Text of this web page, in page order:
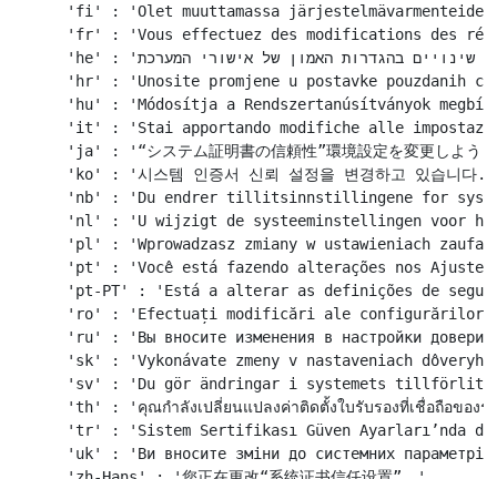
'fi' : 'Olet muuttamassa
'fr' : 'Vous effectuez des modifications des
    'he' : 'הינך עורך/ת שינויים בהגדרות האמון של אישורי המערכת.',
'hr' : 'Unosite promjene u postavke pouzdanih
'hu' : 'Módosítja a Rendszertanúsítványok
'it' : 'Stai apportando modifiche alle
'ja' : '“システム証明書の信頼性”環境設定を変更しよう
'ko' : '시스템 인증서 신뢰 설정을 변경하고 있습니다
'nb' : 'Du endrer tillitsinnstillingene for
'nl' : 'U wijzigt de systeeminstellingen voor
'pl' : 'Wprowadzasz zmiany w ustawieniach
'pt' : 'Você está fazendo alterações nos
'pt-PT' : 'Está a alterar as definições de
'ro' : 'Efectuați modificări ale configurărilor
'ru' : 'Вы вносите изменения в настройки
'sk' : 'Vykonávate zmeny v nastaveniach
'sv' : 'Du gör ändringar i systemets
'th' : 'คุณกำลังเปลี่ยนแปลงค่าติดตั้งใบรับรองที่เชื่อถือของร
'tr' : 'Sistem Sertifikası Güven Ayarları’nda
'uk' : 'Ви вносите зміни до системних